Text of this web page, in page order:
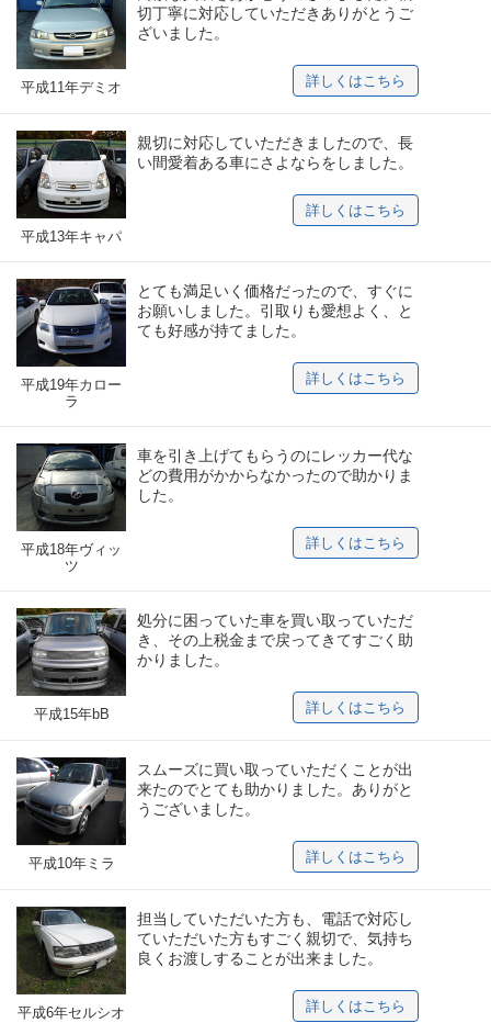
平成11年デミオ
切丁寧に対応していただきありがとうご
ざいました。
詳しくはこちら
平成13年キャパ
親切に対応していただきましたので、長
い間愛着ある車にさよならをしました。
詳しくはこちら
平成19年カロー
ラ
とても満足いく価格だったので、すぐに
お願いしました。引取りも愛想よく、と
ても好感が持てました。
詳しくはこちら
平成18年ヴィッ
ツ
車を引き上げてもらうのにレッカー代な
どの費用がかからなかったので助かりま
した。
詳しくはこちら
平成15年bB
処分に困っていた車を買い取っていただ
き、その上税金まで戻ってきてすごく助
かりました。
詳しくはこちら
平成10年ミラ
スムーズに買い取っていただくことが出
来たのでとても助かりました。ありがと
うございました。
詳しくはこちら
平成6年セルシオ
担当していただいた方も、電話で対応し
ていただいた方もすごく親切で、気持ち
良くお渡しすることが出来ました。
詳しくはこちら